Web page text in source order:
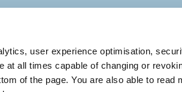
user experience optimisation,
at all times capable of changing or
of the page. You are also able to read
Find os
FAQ
Presse